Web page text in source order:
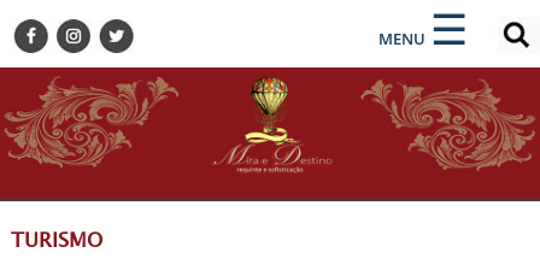
MENU ☰
×
BELEZA
BUSINESS E NEGÓCIOS
CULTURA
DESTINOS
×
ENCONTRE SUA NOTÍCIA
TURISMO